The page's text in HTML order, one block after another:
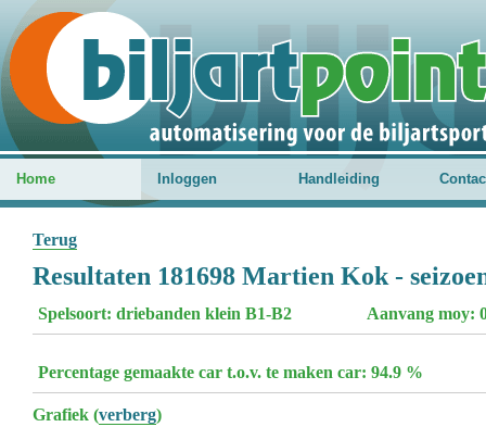
Home Inloggen Handleiding
Terug
Resultaten 181698 Martien Kok -
Spelsoort: driebanden klein B1-B2 Aanvang moy:
Percentage gemaakte car t.o.v. te maken car: 94.9 %
Grafiek (verberg)